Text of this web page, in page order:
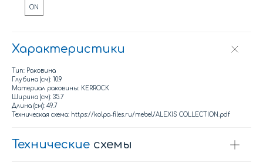
ON
Характеристики
Тип: Раковина
Глубина (см): 10.9
Материал раковины: KERROCK
Ширина (см): 35.7
Длина (см): 49.7
Техническая схема: https://kolpa-files.ru/mebel/ALEXIS COLLECTION.pdf
Технические схемы